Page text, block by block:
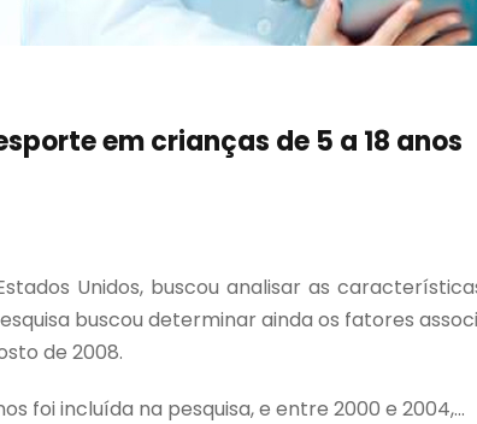
em crianças de 5 a 18 anos
Unidos, buscou analisar as
buscou determinar ainda os fatores
de 2008.
foi incluída na pesquisa, e entre 2000 e 2004,...